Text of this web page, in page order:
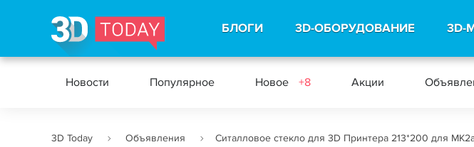
БЛОГИ 3D-ОБОРУДОВАНИЕ 3D-
Новости Популярное Новое +8 Акции
3D Today Объявления Ситалловое стекло для 3D Принтера 213*200 для